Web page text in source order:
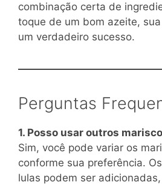
combinação certa de
toque de um bom azeite,
um verdadeiro sucesso.
Perguntas
1. Posso usar outros
Sim, você pode variar os
conforme sua preferência.
lulas podem ser